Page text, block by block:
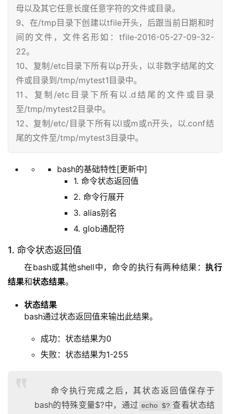
母以及其它任意长度任意字符的文件或目录。
9、在/tmp目录下创建以tfile开头，后跟当前日期和时
间的文件，文件名形如：tfile-2016-05-27-09-32-
22。
10、复制/etc目录下所有以p开头，以非数字结尾的文
件或目录到/tmp/mytest1目录中。
11、复制/etc目录下所有以.d结尾的文件或目录
至/tmp/mytest2目录中。
12、复制/etc/目录下所有以l或m或n开头，以.conf结
尾的文件至/tmp/mytest3目录中。
bash的基础特性[更新中]
1. 命令状态返回值
2. 命令行展开
3. alias别名
4. glob通配符
1. 命令状态返回值
在bash或其他shell中，命令的执行有两种结果：执行
结果和状态结果。
状态结果
bash通过状态返回值来输出此结果。
成功：状态结果为0
失败：状态结果为1-255
命令执行完成之后，其状态返回值保存于
bash的特殊变量$?中，通过 echo $? 查看状态结